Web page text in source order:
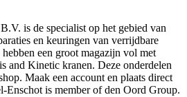
is de specialist op het gebied van
en keuringen van verrijdbare
een groot magazijn vol met
and Kinetic kranen. Deze onderdelen
Maak een account en plaats direct
Enschot is member of den Oord Group.